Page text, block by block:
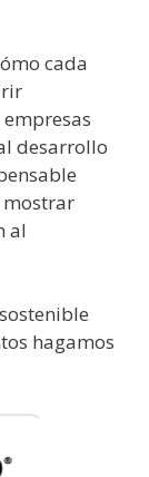
cada
desarrollo
mostrar
al
hagamos